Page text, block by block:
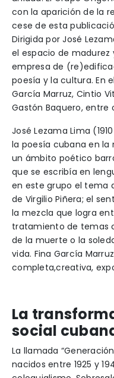
con la aparición de la
cese de esta
Dirigida por José
el espacio de
empresa de
poesía y la cultura. En
García Marruz, Cintio
Gastón Baquero, entre
José Lezama Lima
la poesía cubana en la
un ámbito poético
que se escribía en
en este grupo el tema
de Virgilio Piñera; el
la mezcla que logra
tratamiento de temas
de la muerte o la
vida. Fina García
completa,creativa,
La
social
La llamada
nacidos entre 1925 y